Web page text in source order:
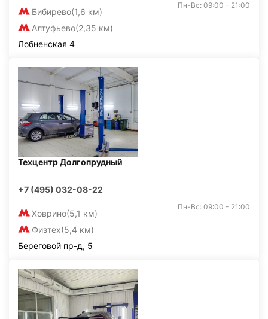
Бибирево(1,6 км)
Алтуфьево(2,35 км)
Пн-Вс: 09:00 - 21:00
Лобненская 4
Техцентр Долгопрудный
+7 (495) 032-08-22
Ховрино(5,1 км)
Физтех(5,4 км)
Пн-Вс: 09:00 - 21:00
Береговой пр-д, 5